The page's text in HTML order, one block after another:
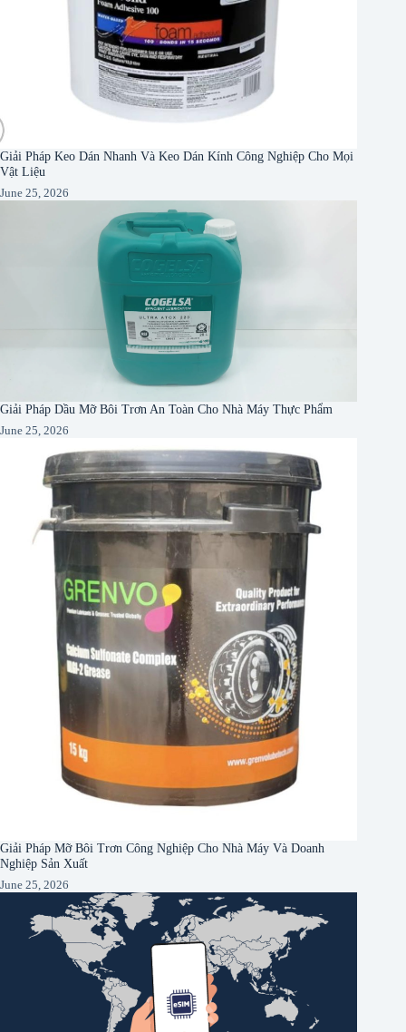
Giải Pháp Keo Dán Nhanh Và Keo Dán Kính Công Nghiệp Cho Mọi
Vật Liệu
June 25, 2026
Giải Pháp Dầu Mỡ Bôi Trơn An Toàn Cho Nhà Máy Thực Phẩm
June 25, 2026
Giải Pháp Mỡ Bôi Trơn Công Nghiệp Cho Nhà Máy Và Doanh
Nghiệp Sản Xuất
June 25, 2026